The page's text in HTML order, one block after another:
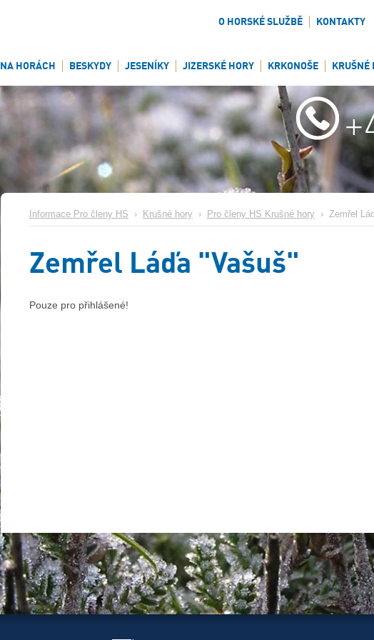
O HORSKÉ SLUŽBĚ KONTAKTY
NA HORÁCH BESKYDY JESENÍKY JIZERSKÉ HORY KRKONOŠE KRUŠNÉ
Informace Pro členy HS › Krušné hory › Pro členy HS Krušné hory › Zemřel
Zemřel Láďa "Vašuš"
Pouze pro přihlášené!